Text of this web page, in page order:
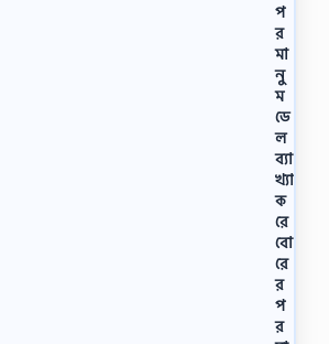
প
র
মা
নু
ম
ডে
ল
ব্যা
খ্যা
ক
রে
বো
রে
র
প
র